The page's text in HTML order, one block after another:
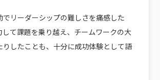
でリーダーシップの難しさを痛感した
して課題を乗り越え、チームワークの大
りしたことも、十分に成功体験として語